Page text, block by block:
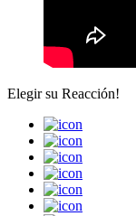
Elegir su Reacción!